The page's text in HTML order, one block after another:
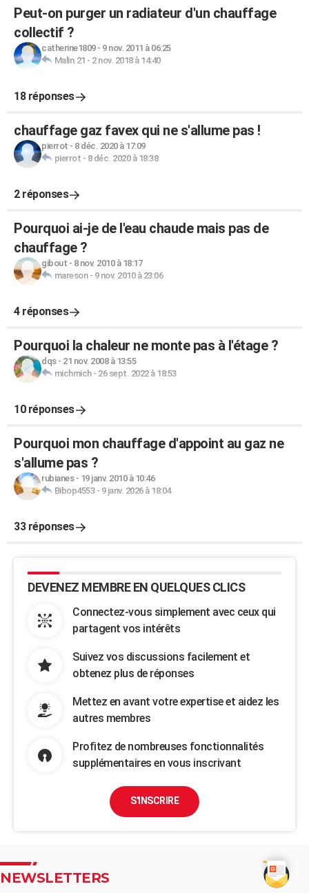
Peut-on purger un radiateur d'un chauffage
collectif ?
catherine1809- 9 nov. 2011 à 06:25
Malin.21 - 2 nov. 2018 à 14:40
18 réponses
chauffage gaz favex qui ne s'allume pas !
pierrot - 8 déc. 2020 à 17:09
pierrot - 8 déc. 2020 à 18:38
2 réponses
Pourquoi ai-je de l'eau chaude mais pas de
chauffage ?
gibout - 8 nov. 2010 à 18:17
mareson- 9 nov. 2010 à 23:06
4 réponses
Pourquoi la chaleur ne monte pas à l'étage ?
dqs- 21 nov. 2008 à 13:55
michmich- 26 sept. 2022 à 18:53
10 réponses
Pourquoi mon chauffage d'appoint au gaz ne
s'allume pas ?
rubianes- 19 janv. 2010 à 10:46
Bibop4553- 9 janv. 2026 à 18:04
33 réponses
DEVENEZ MEMBRE EN QUELQUES CLICS
Connectez-vous simplement avec ceux qui
partagent vos intérêts
Suivez vos discussions facilement et
obtenez plus de réponses
Mettez en avant votre expertise et aidez les
autres membres
Profitez de nombreuses fonctionnalités
supplémentaires en vous inscrivant
S'INSCRIRE
NEWSLETTERS